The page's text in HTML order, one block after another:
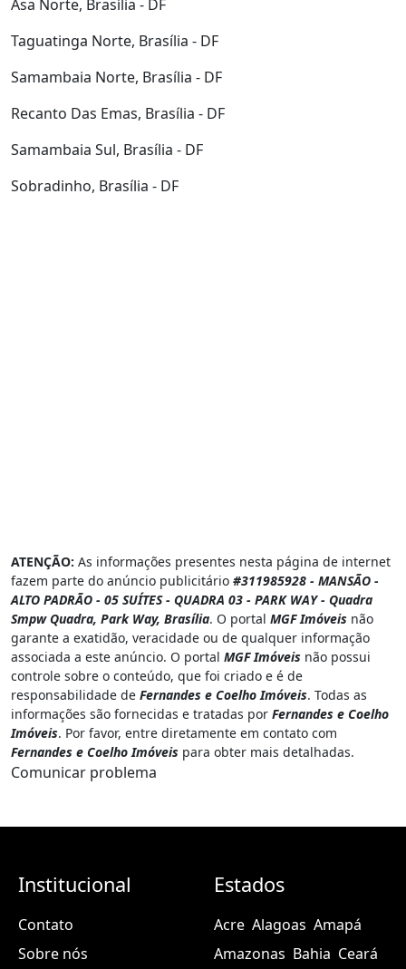
Asa Norte, Brasília - DF
Taguatinga Norte, Brasília - DF
Samambaia Norte, Brasília - DF
Recanto Das Emas, Brasília - DF
Samambaia Sul, Brasília - DF
Sobradinho, Brasília - DF
ATENÇÃO: As informações presentes nesta página de internet
fazem parte do anúncio publicitário #311985928 - MANSÃO -
ALTO PADRÃO - 05 SUÍTES - QUADRA 03 - PARK WAY - Quadra
Smpw Quadra, Park Way, Brasília. O portal MGF Imóveis não
garante a exatidão, veracidade ou de qualquer informação
associada a este anúncio. O portal MGF Imóveis não possui
controle sobre o conteúdo, que foi criado e é de
responsabilidade de Fernandes e Coelho Imóveis. Todas as
informações são fornecidas e tratadas por Fernandes e Coelho
Imóveis. Por favor, entre diretamente em contato com
Fernandes e Coelho Imóveis para obter mais detalhadas.
Comunicar problema
Institucional
Contato
Sobre nós
Estados
Acre Alagoas Amapá
Amazonas Bahia Ceará